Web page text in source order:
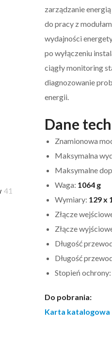
zarządzanie
do pracy z
wydajności
po wyłączeniu
ciągły monitoring
diagnozowanie
energii.
Dane
Znamionowa
Maksymalna
Maksymalne
Waga: 1064 g
Wymiary: 129 x
Złącze
Złącze
Długość
Długość
Stopień ochrony:
Do pobrania:
Karta katalogowa
41